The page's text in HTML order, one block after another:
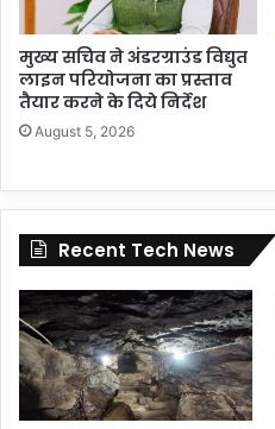
मुख्य सचिव ने अंडरग्राउंड विद्युत
लाइन परियोजना का प्रस्ताव
तैयार करने के दिये निर्देश
August 5, 2026
Recent Tech News